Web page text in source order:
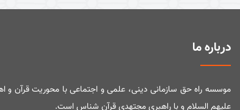
درباره ما
موسسه راه حق سازمانی دینی، علمی و اجتماعی با محوریت قرآن و
علیهم السلام و با راهبری مجتهدی قرآن شناس است.